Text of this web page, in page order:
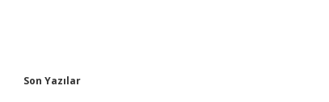
Sidebar
Son Yazılar